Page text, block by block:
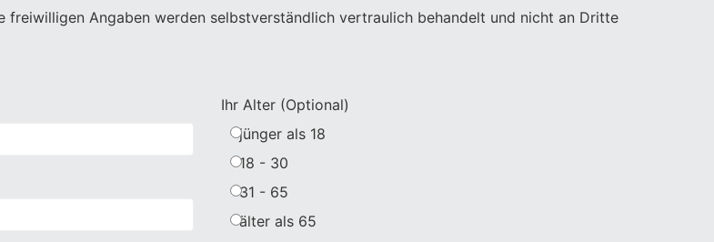
freiwilligen Angaben werden selbstverständlich vertraulich behandelt und nicht an Dritte
Ihr Alter (Optional)
jünger als 18
18 - 30
31 - 65
älter als 65